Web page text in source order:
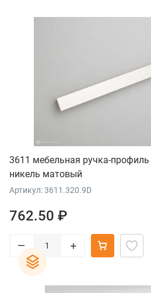
3611 мебельная ручка-
никель матовый
Артикул: 3611.320.9D
762.50 ₽
– +